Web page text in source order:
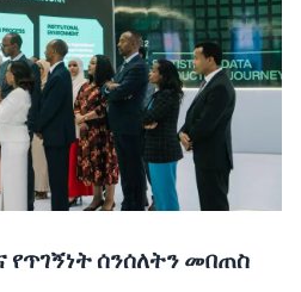
የጥገኝነትሰንሰለትን መበጠስ